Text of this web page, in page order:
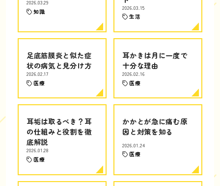
2026.03.29
知識
2026.03.15
生活
足底筋膜炎と似た症
状の病気と見分け方
2026.02.17
医療
耳かきは月に一度で
十分な理由
2026.02.16
医療
耳垢は取るべき？耳
の仕組みと役割を徹
底解説
2026.01.28
医療
かかとが急に痛む原
因と対策を知る
2026.01.24
医療